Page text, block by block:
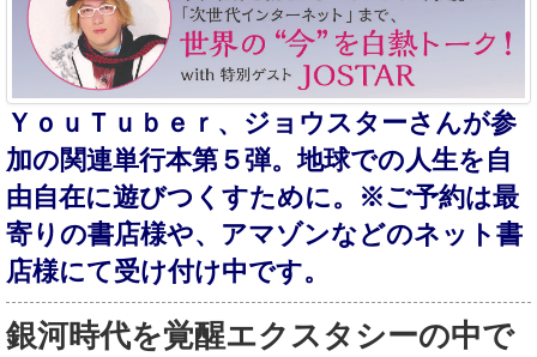
ＹｏｕＴｕｂｅｒ、ジョウスターさんが参
加の関連単行本第５弾。地球での人生を自
由自在に遊びつくすために。※ご予約は最
寄りの書店様や、アマゾンなどのネット書
店様にて受け付け中です。
銀河時代を覚醒エクスタシーの中で